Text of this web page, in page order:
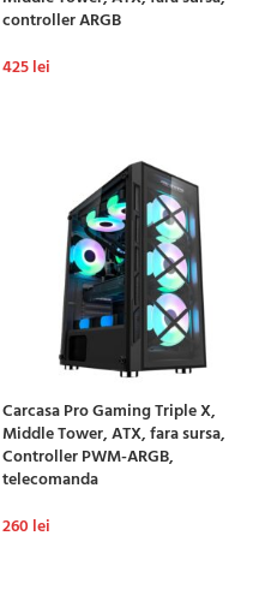
controller ARGB
425lei
Carcasa Pro Gaming Triple X,
Middle Tower, ATX, fara sursa,
Controller PWM-ARGB,
telecomanda
260 lei